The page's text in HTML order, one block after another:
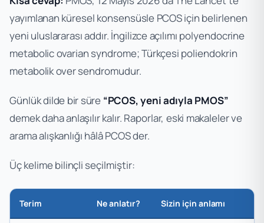
yayımlanan küresel konsensüsle PCOS için belirlenen
yeni uluslararası addır. İngilizce açılımı polyendocrine
metabolic ovarian syndrome; Türkçesi poliendokrin
metabolik over sendromudur.
Günlük dilde bir süre “PCOS, yeni adıyla PMOS”
demek daha anlaşılır kalır. Raporlar, eski makaleler ve
arama alışkanlığı hâlâ PCOS der.
Üç kelime bilinçli seçilmiştir:
Terim Ne anlatır? Sizin için anlamı